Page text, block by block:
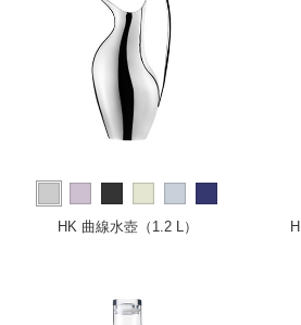
more
HK 曲線水壺（1.2 L）